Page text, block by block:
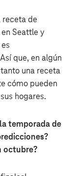
receta de
Seattle y
que, en algún
una receta
cómo pueden
hogares.
temporada de
octubre?